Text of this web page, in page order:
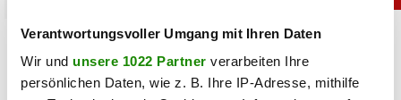
Verantwortungsvoller Umgang mit Ihren Daten
Wir und unsere 1022 Partner verarbeiten Ihre
persönlichen Daten, wie z. B. Ihre IP-Adresse, mithilfe
Mega-Umbau: Neue Skyline für den Salzburg
Airport